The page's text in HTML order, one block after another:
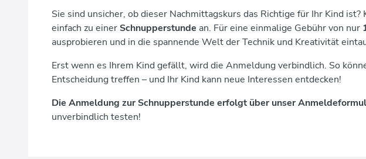
Sie sind unsicher, ob dieser Nachmittagskurs das Richtige für Ihr Kind
einfach zu einer Schnupperstunde an. Für eine einmalige Gebühr von nur
ausprobieren und in die spannende Welt der Technik und Kreativität
Erst wenn es Ihrem Kind gefällt, wird die Anmeldung verbindlich. So
Entscheidung treffen – und Ihr Kind kann neue Interessen entdecken!
Die Anmeldung zur Schnupperstunde erfolgt über unser
unverbindlich testen!